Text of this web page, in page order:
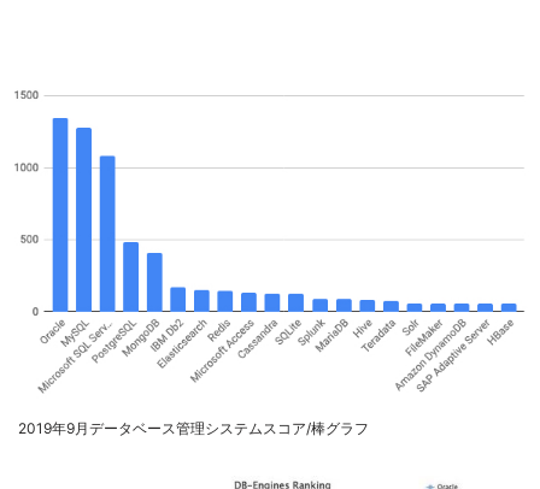
2019年9月データベース管理システムスコア/棒グラフ